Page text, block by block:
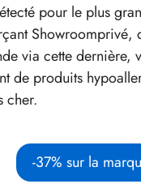
pour le plus
via cette
de produits
cher.
-37% sur la